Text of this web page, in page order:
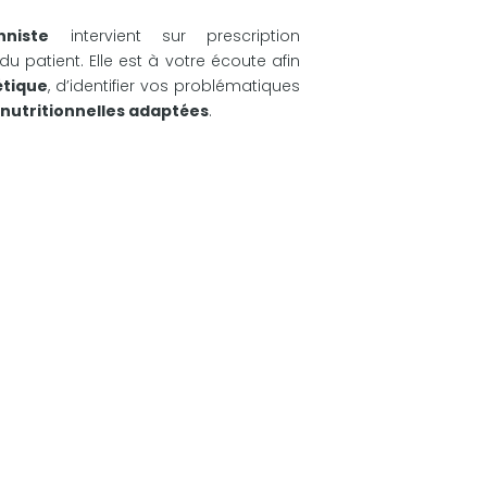
intervient sur prescription
patient. Elle est à votre écoute afin
, d’identifier vos problématiques
adaptées.